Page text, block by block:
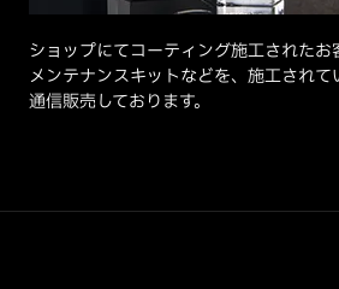
ショップにてコーティング施工されたお
メンテナンスキットなどを、施工されて
通信販売しております。